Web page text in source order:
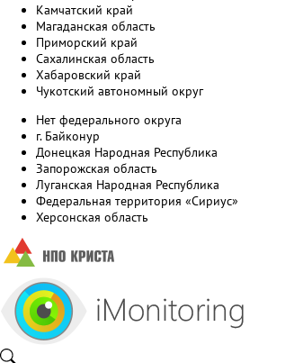
Камчатский край
Магаданская область
Приморский край
Сахалинская область
Хабаровский край
Чукотский автономный округ
Нет федерального округа
г. Байконур
Донецкая Народная Республика
Запорожская область
Луганская Народная Республика
Федеральная территория «Сириус»
Херсонская область